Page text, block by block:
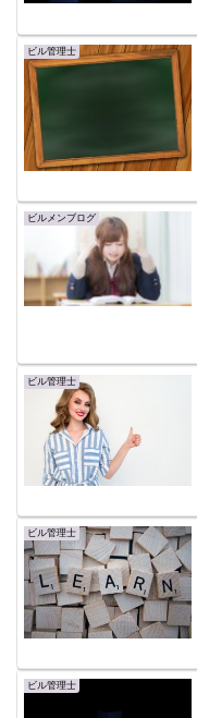
ビル管理士
ビルメンブログ
ビル管理士
ビル管理士
ビル管理士